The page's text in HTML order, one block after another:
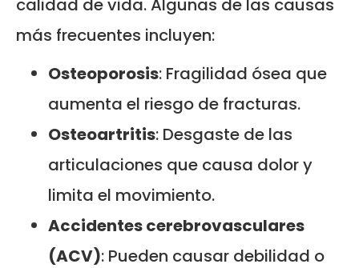
calidad de vida. Algunas de las causas
más frecuentes incluyen:
Osteoporosis: Fragilidad ósea que
aumenta el riesgo de fracturas.
Osteoartritis: Desgaste de las
articulaciones que causa dolor y
limita el movimiento.
Accidentes cerebrovasculares
(ACV): Pueden causar debilidad o